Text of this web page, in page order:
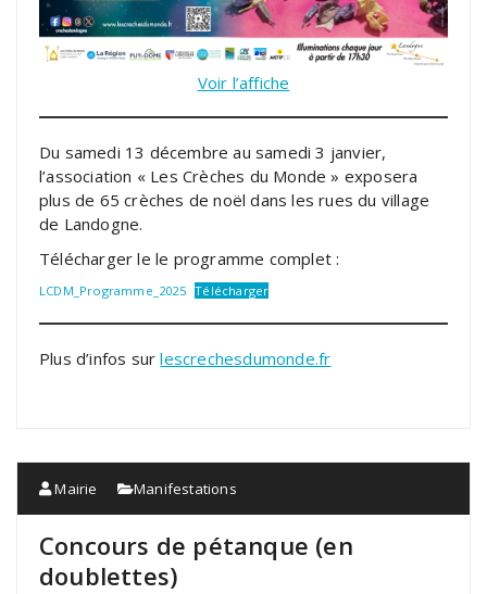
Voir l’affiche
Du samedi 13 décembre au samedi 3 janvier,
l’association « Les Crèches du Monde » exposera
plus de 65 crèches de noël dans les rues du village
de Landogne.
Télécharger le le programme complet :
LCDM_Programme_2025 Télécharger
Plus d’infos surlescrechesdumonde.fr
Mairie Manifestations
Concours de pétanque (en
doublettes)